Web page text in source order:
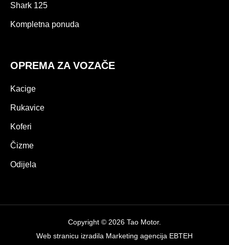
Shark 125
Kompletna ponuda
OPREMA ZA VOZAČE
Kacige
Rukavice
Koferi
Čizme
Odijela
Copyright © 2026 Tao Motor.
Web stranicu izradila Marketing agencija EBTEH